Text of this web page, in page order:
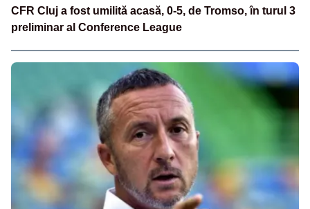
CFR Cluj a fost umilită acasă, 0-5, de Tromso, în turul 3
preliminar al Conference League